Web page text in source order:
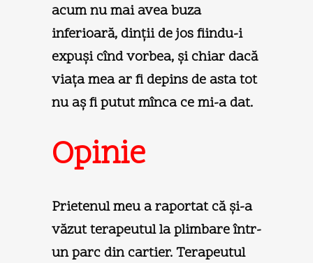
acum nu mai avea buza
inferioară, dinţii de jos fiindu-i
expuşi cînd vorbea, şi chiar dacă
viaţa mea ar fi depins de asta tot
nu aş fi putut mînca ce mi-a dat.
Opinie
Prietenul meu a raportat că şi-a
văzut terapeutul la plimbare într-
un parc din cartier. Terapeutul